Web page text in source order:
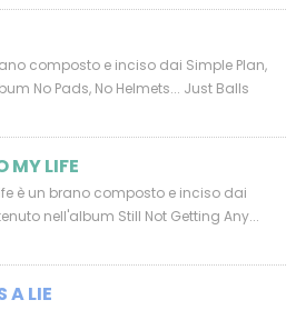
composto e inciso dai Simple Plan,
No Pads, No Helmets... Just Balls
MY LIFE
è un brano composto e inciso dai
nell'album Still Not Getting Any...
A LIE